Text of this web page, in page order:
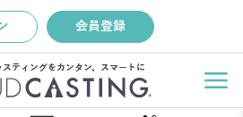
会員登録
スティングをカンタン、スマートに